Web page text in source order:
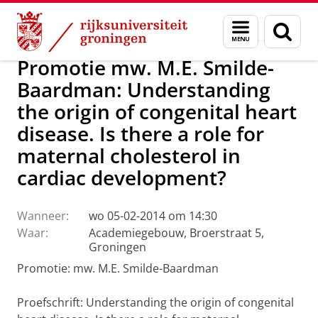
Skip
Content
Skip
Navigation
Menu
en
zoeken
Over ons Actueel Nieuws
Promotie mw. M.E. Smilde-
Baardman: Understanding
the origin of congenital heart
disease. Is there a role for
maternal cholesterol in
cardiac development?
Wanneer:
wo 05-02-2014 om 14:30
Waar:
Academiegebouw, Broerstraat 5,
Groningen
Promotie: mw. M.E. Smilde-Baardman
Proefschrift: Understanding the origin of congenital